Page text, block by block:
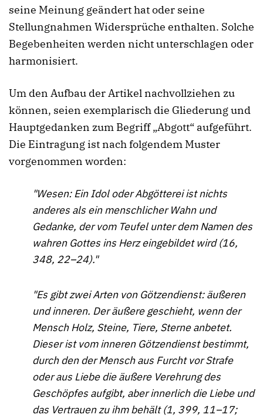
seine Meinung geändert hat oder seine
Stellungnahmen Widersprüche enthalten. Solche
Begebenheiten werden nicht unterschlagen oder
harmonisiert.
Um den Aufbau der Artikel nachvollziehen zu
können, seien exemplarisch die Gliederung und
Hauptgedanken zum Begriff „Abgott“ aufgeführt.
Die Eintragung ist nach folgendem Muster
vorgenommen worden:
"Wesen: Ein Idol oder Abgötterei ist nichts
anderes als ein menschlicher Wahn und
Gedanke, der vom Teufel unter dem Namen des
wahren Gottes ins Herz eingebildet wird (16,
348, 22–24)."
"Es gibt zwei Arten von Götzendienst: äußeren
und inneren. Der äußere geschieht, wenn der
Mensch Holz, Steine, Tiere, Sterne anbetet.
Dieser ist vom inneren Götzendienst bestimmt,
durch den der Mensch aus Furcht vor Strafe
oder aus Liebe die äußere Verehrung des
Geschöpfes aufgibt, aber innerlich die Liebe und
das Vertrauen zu ihm behält (1, 399, 11–17;